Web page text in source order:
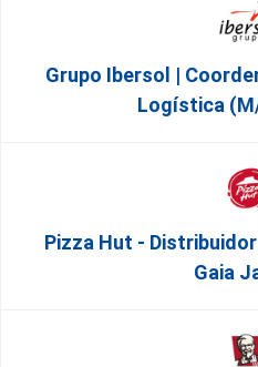
Grupo Ibersol |
Logística
Pizza Hut -
Gaia